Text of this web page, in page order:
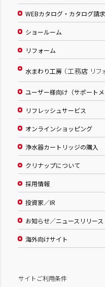
WEBカタログ・カタログ請求
ショールーム
リフォーム
水まわり工房 （工務店 リフ
ユーザー様向け（サポートメ
リフレッシュサービス
オンラインショッピング
浄水器カートリッジの購入
クリナップについて
採用情報
投資家／IR
お知らせ／ニュースリリース
海外向けサイト
サイトご利用条件